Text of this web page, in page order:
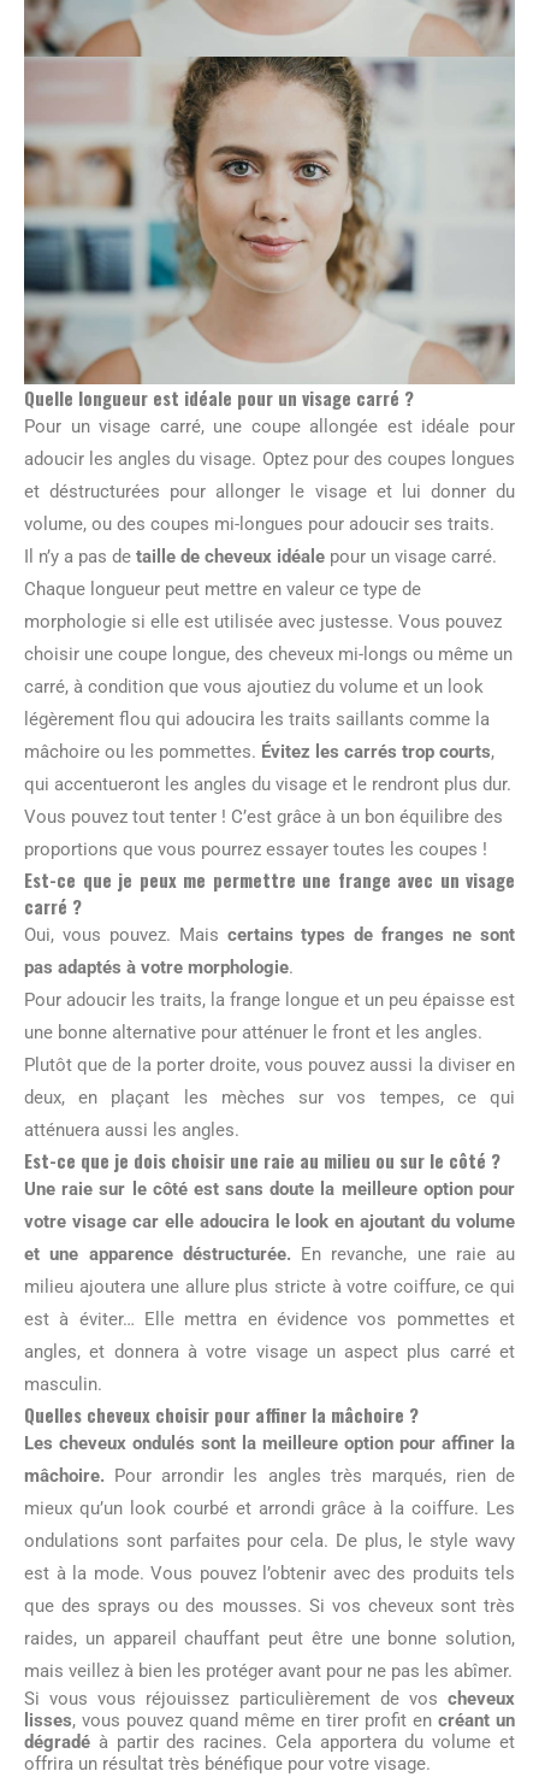
Quelle longueur est idéale pour un visage carré ?
Pour un visage carré, une coupe allongée est idéale pour
adoucir les angles du visage. Optez pour des coupes longues
et déstructurées pour allonger le visage et lui donner du
volume, ou des coupes mi-longues pour adoucir ses traits.
Il n’y a pas de taille de cheveux idéale pour un visage carré.
Chaque longueur peut mettre en valeur ce type de
morphologie si elle est utilisée avec justesse. Vous pouvez
choisir une coupe longue, des cheveux mi-longs ou même un
carré, à condition que vous ajoutiez du volume et un look
légèrement flou qui adoucira les traits saillants comme la
mâchoire ou les pommettes. Évitez les carrés trop courts,
qui accentueront les angles du visage et le rendront plus dur.
Vous pouvez tout tenter ! C’est grâce à un bon équilibre des
proportions que vous pourrez essayer toutes les coupes !
Est-ce que je peux me permettre une frange avec un visage
carré ?
Oui, vous pouvez. Mais certains types de franges ne sont
pas adaptés à votre morphologie.
Pour adoucir les traits, la frange longue et un peu épaisse est
une bonne alternative pour atténuer le front et les angles.
Plutôt que de la porter droite, vous pouvez aussi la diviser en
deux, en plaçant les mèches sur vos tempes, ce qui
atténuera aussi les angles.
Est-ce que je dois choisir une raie au milieu ou sur le côté ?
Une raie sur le côté est sans doute la meilleure option pour
votre visage car elle adoucira le look en ajoutant du volume
et une apparence déstructurée.En revanche, une raie au
milieu ajoutera une allure plus stricte à votre coiffure, ce qui
est à éviter… Elle mettra en évidence vos pommettes et
angles, et donnera à votre visage un aspect plus carré et
masculin.
Quelles cheveux choisir pour affiner la mâchoire ?
Les cheveux ondulés sont la meilleure option pour affiner la
mâchoire. Pour arrondir les angles très marqués, rien de
mieux qu’un look courbé et arrondi grâce à la coiffure. Les
ondulations sont parfaites pour cela. De plus, le style wavy
est à la mode. Vous pouvez l’obtenir avec des produits tels
que des sprays ou des mousses. Si vos cheveux sont très
raides, un appareil chauffant peut être une bonne solution,
mais veillez à bien les protéger avant pour ne pas les abîmer.
Si vous vous réjouissez particulièrement de vos cheveux
lisses, vous pouvez quand même en tirer profit en créant un
dégradé à partir des racines. Cela apportera du volume et
offrira un résultat très bénéfique pour votre visage.